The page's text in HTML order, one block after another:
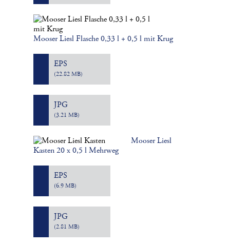
Mooser Liesl Flasche 0,33 l + 0,5 l mit Krug
EPS
(22.82 MB)
JPG
(3.21 MB)
Mooser Liesl
Kasten 20 x 0,5 l Mehrweg
EPS
(6.9 MB)
JPG
(2.81 MB)